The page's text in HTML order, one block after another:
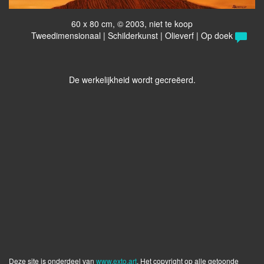
60 x 80 cm, © 2003, niet te koop
Tweedimensionaal | Schilderkunst | Olieverf | Op doek
De werkelijkheid wordt gecreëerd.
Deze site is onderdeel van www.exto.art. Het copyright op alle getoonde